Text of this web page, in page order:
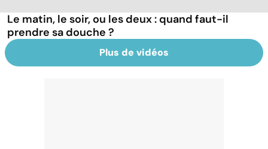
Le matin, le soir, ou les deux : quand faut-il
prendre sa douche ?
Plus de vidéos